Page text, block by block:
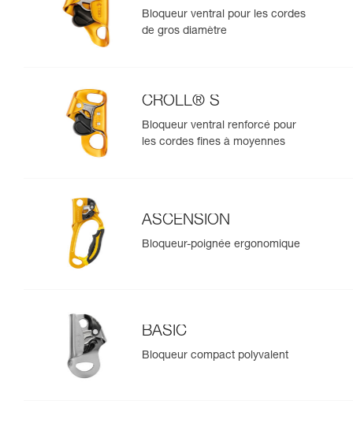
Bloqueur ventral pour les cordes
de gros diamètre
CROLL® S
Bloqueur ventral renforcé pour
les cordes fines à moyennes
ASCENSION
Bloqueur-poignée ergonomique
BASIC
Bloqueur compact polyvalent